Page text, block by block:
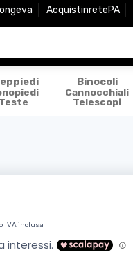
AcquistinretePA
Teste
Binocoli
Cannocchiali
Telescopi
IVA inclusa